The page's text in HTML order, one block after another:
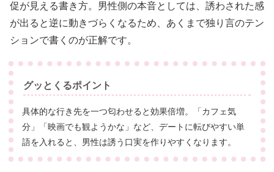
促が見える書き方。男性側の本音としては、誘わされた感
が出ると逆に動きづらくなるため、あくまで独り言のテン
ションで書くのが正解です。
グッとくるポイント
具体的な行き先を一つ匂わせると効果倍増。「カフェ気
分」「映画でも観ようかな」など、デートに転びやすい単
語を入れると、男性は誘う口実を作りやすくなります。